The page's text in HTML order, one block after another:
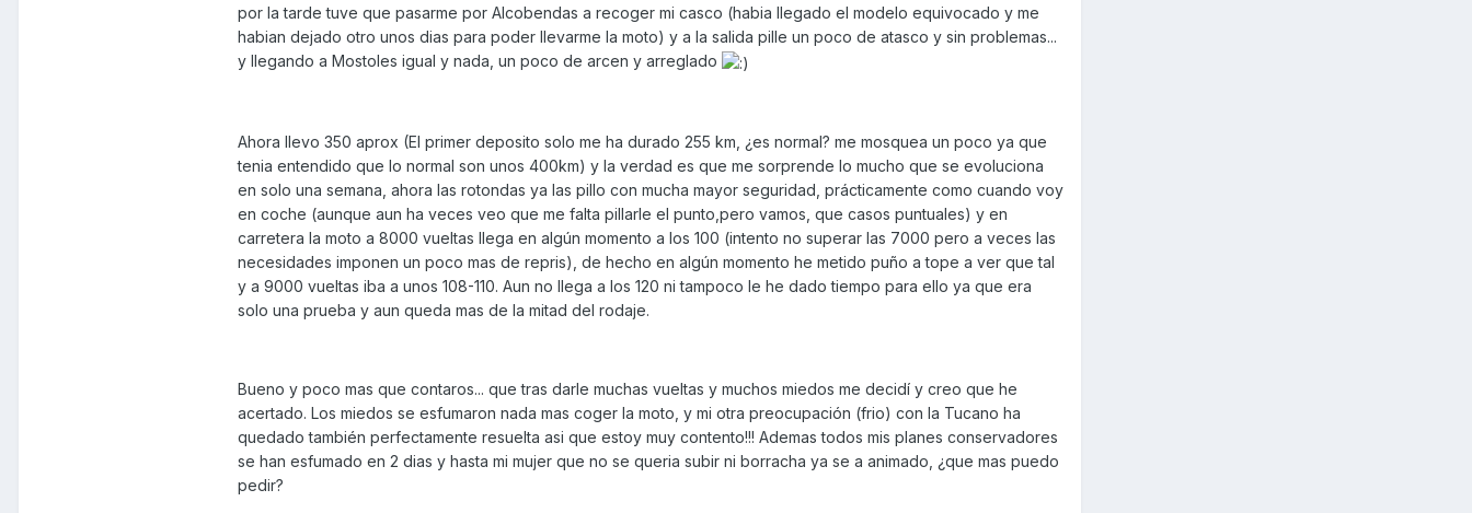
por la tarde tuve que pasarme por Alcobendas a recoger mi casco (habia llegado el modelo equivocado y me
habian dejado otro unos dias para poder llevarme la moto) y a la salida pille un poco de atasco y sin problemas...
y llegando a Mostoles igual y nada, un poco de arcen y arreglado
Ahora llevo 350 aprox (El primer deposito solo me ha durado 255 km, ¿es normal? me mosquea un poco ya que
tenia entendido que lo normal son unos 400km) y la verdad es que me sorprende lo mucho que se evoluciona
en solo una semana, ahora las rotondas ya las pillo con mucha mayor seguridad, prácticamente como cuando voy
en coche (aunque aun ha veces veo que me falta pillarle el punto,pero vamos, que casos puntuales) y en
carretera la moto a 8000 vueltas llega en algún momento a los 100 (intento no superar las 7000 pero a veces las
necesidades imponen un poco mas de repris), de hecho en algún momento he metido puño a tope a ver que tal
y a 9000 vueltas iba a unos 108-110. Aun no llega a los 120 ni tampoco le he dado tiempo para ello ya que era
solo una prueba y aun queda mas de la mitad del rodaje.
Bueno y poco mas que contaros... que tras darle muchas vueltas y muchos miedos me decidí y creo que he
acertado. Los miedos se esfumaron nada mas coger la moto, y mi otra preocupación (frio) con la Tucano ha
quedado también perfectamente resuelta asi que estoy muy contento!!! Ademas todos mis planes conservadores
se han esfumado en 2 dias y hasta mi mujer que no se queria subir ni borracha ya se a animado, ¿que mas puedo
pedir?